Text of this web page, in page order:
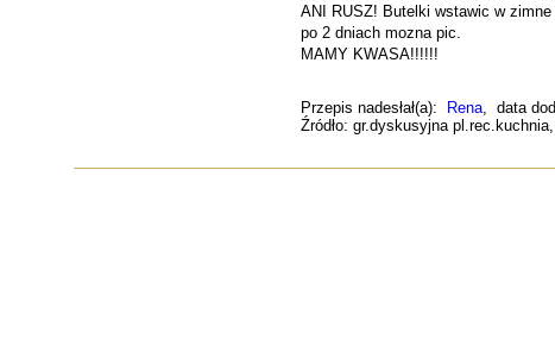
ANI RUSZ! Butelki wstawic w
po 2 dniach mozna pic.
MAMY KWASA!!!!!!
Przepis nadesłał(a): Rena, data
Źródło: gr.dyskusyjna